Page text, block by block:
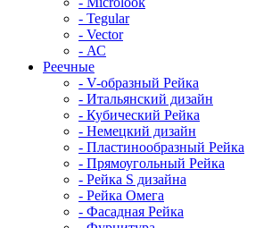
- Tegular
- Vector
- АС
Реечные
- V-образный Рейка
- Итальянский дизайн
- Кубический Рейка
- Немецкий дизайн
- Пластинообразный Рейка
- Прямоугольный Рейка
- Рейка S дизайна
- Рейка Омега
- Фасадная Рейка